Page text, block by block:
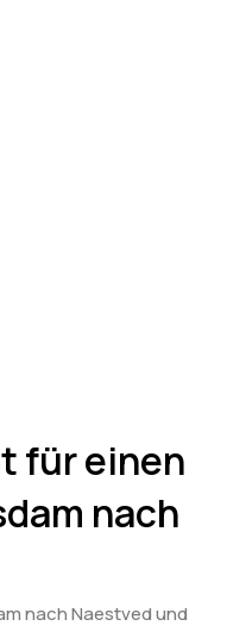
für einen
nach
nach Naestved und